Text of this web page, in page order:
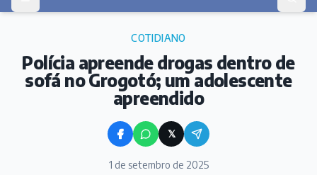
COTIDIANO
Polícia apreende drogas dentro de
sofá no Grogotó; um adolescente
apreendido
𝕏
1 de setembro de 2025